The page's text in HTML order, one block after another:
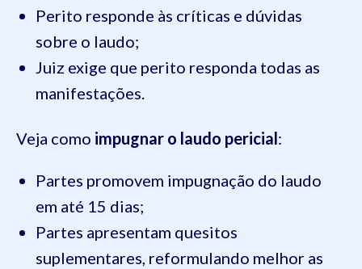
Perito responde às críticas e dúvidas
sobre o laudo;
Juiz exige que perito responda todas as
manifestações.
Veja como impugnar o laudo pericial:
Partes promovem impugnação do laudo
em até 15 dias;
Partes apresentam quesitos
suplementares, reformulando melhor as